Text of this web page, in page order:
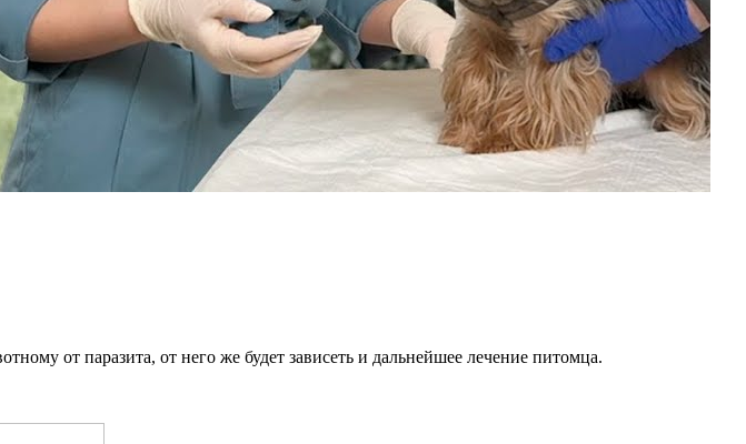
от паразита, от него же будет зависеть и дальнейшее лечение питомца.